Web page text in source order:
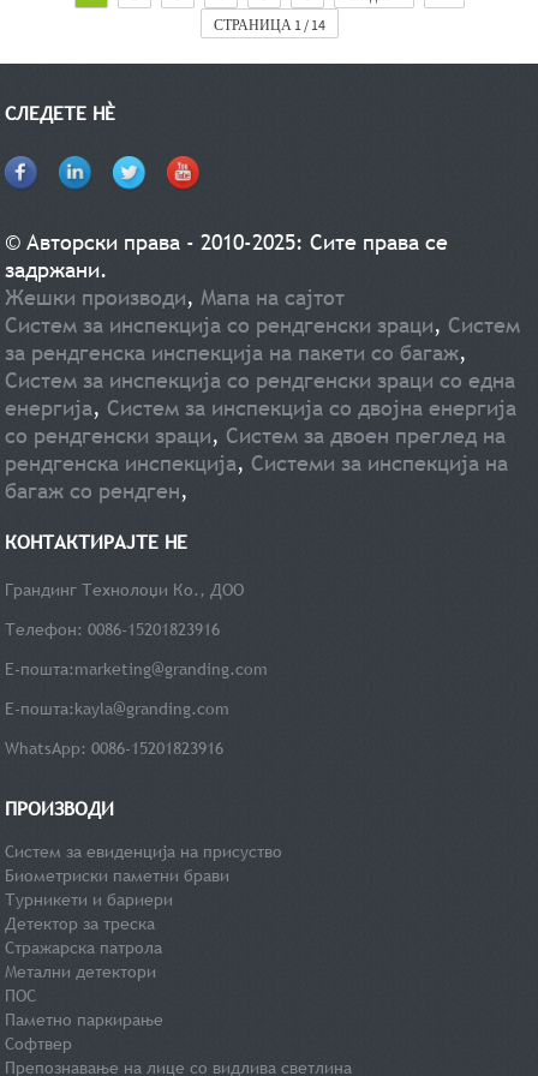
испорака Продажни единици: Единечен артикл Големина на единечно пакување:
31X26X12 cm Бруто тежина на единечно: 2.500 кг
СТРАНИЦА 1 / 14
СЛЕДЕТЕ НÈ
© Авторски права - 2010-2025: Сите права се
задржани.
Жешки производи,Мапа на сајтот
Систем за инспекција со рендгенски зраци, Систем
за рендгенска инспекција на пакети со багаж,
Систем за инспекција со рендгенски зраци со една
енергија,Систем за инспекција со двојна енергија
со рендгенски зраци, Систем за двоен преглед на
рендгенска инспекција,Системи за инспекција на
багаж со рендген,
КОНТАКТИРАЈТЕ НЕ
Грандинг Технолоџи Ко., ДОО
Телефон: 0086-15201823916
Е-пошта:marketing@granding.com
Е-пошта:kayla@granding.com
WhatsApp: 0086-15201823916
ПРОИЗВОДИ
Систем за евиденција на присуство
Биометриски паметни брави
Турникети и бариери
Детектор за треска
Стражарска патрола
Метални детектори
ПОС
Паметно паркирање
Софтвер
Препознавање на лице со видлива светлина